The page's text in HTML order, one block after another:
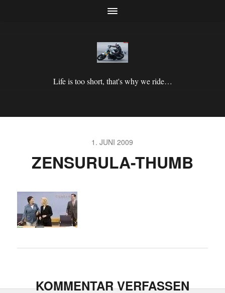
Life is too short, that's why we ride…
1. JUNI 2009
ZENSURULA-THUMB
KOMMENTAR VERFASSEN